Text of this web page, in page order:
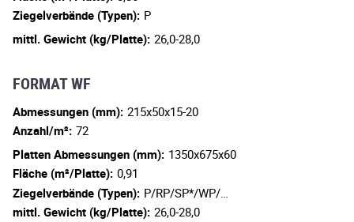
Ziegelverbände (Typen): P
mittl. Gewicht (kg/Platte): 26,0-28,0
FORMAT WF
Abmessungen (mm): 215x50x15-20
Anzahl/m²: 72
Platten Abmessungen (mm): 1350x675x60
Fläche (m²/Platte): 0,91
Ziegelverbände (Typen): P/RP/SP*/WP/…
mittl. Gewicht (kg/Platte): 26,0-28,0